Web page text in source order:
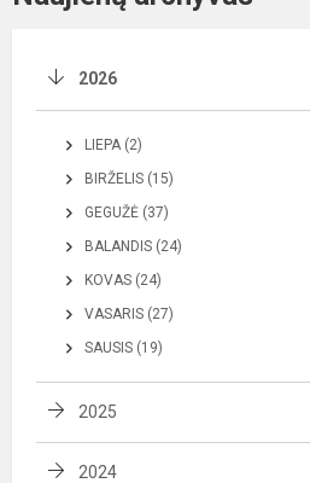
2026
LIEPA (2)
BIRŽELIS (15)
GEGUŽĖ (37)
BALANDIS (24)
KOVAS (24)
VASARIS (27)
SAUSIS (19)
2025
2024